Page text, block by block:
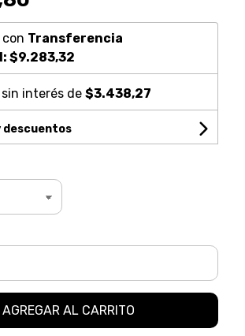
con Transferencia
$9.283,32
interés de $3.438,27
descuentos
AGREGAR AL CARRITO